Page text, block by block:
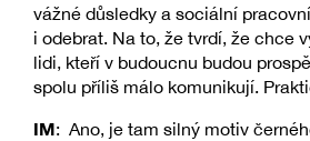
vážné důsledky a sociální
i odebrat. Na to, že tvrdí, že chce
lidi, kteří v budoucnu budou
spolu příliš málo komunikují.
IM: Ano, je tam silný motiv